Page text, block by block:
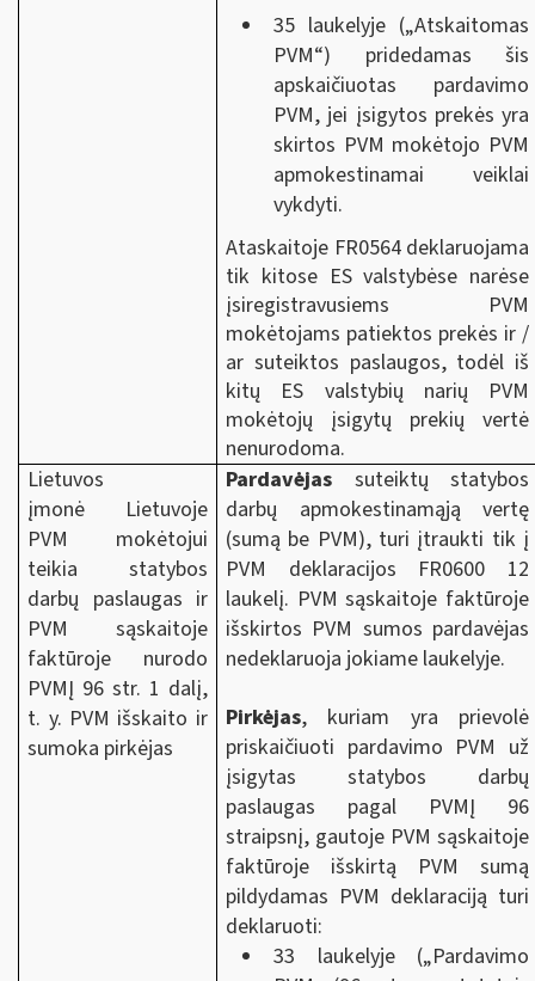
35 laukelyje („Atskaitomas
PVM“) pridedamas šis
apskaičiuotas pardavimo
PVM, jei įsigytos prekės yra
skirtos PVM mokėtojo PVM
apmokestinamai veiklai
vykdyti.
Ataskaitoje FR0564 deklaruojama
tik kitose ES valstybėse narėse
įsiregistravusiems PVM
mokėtojams patiektos prekės ir /
ar suteiktos paslaugos, todėl iš
kitų ES valstybių narių PVM
mokėtojų įsigytų prekių vertė
nenurodoma.
Lietuvos
įmonė Lietuvoje
PVM mokėtojui
teikia statybos
darbų paslaugas ir
PVM sąskaitoje
faktūroje nurodo
PVMĮ 96 str. 1 dalį,
t. y. PVM išskaito ir
sumoka pirkėjas
Pardavėjas suteiktų statybos
darbų apmokestinamąją vertę
(sumą be PVM), turi įtraukti tik į
PVM deklaracijos FR0600 12
laukelį. PVM sąskaitoje faktūroje
išskirtos PVM sumos pardavėjas
nedeklaruoja jokiame laukelyje.
Pirkėjas, kuriam yra prievolė
priskaičiuoti pardavimo PVM už
įsigytas statybos darbų
paslaugas pagal PVMĮ 96
straipsnį, gautoje PVM sąskaitoje
faktūroje išskirtą PVM sumą
pildydamas PVM deklaraciją turi
deklaruoti:
33 laukelyje („Pardavimo